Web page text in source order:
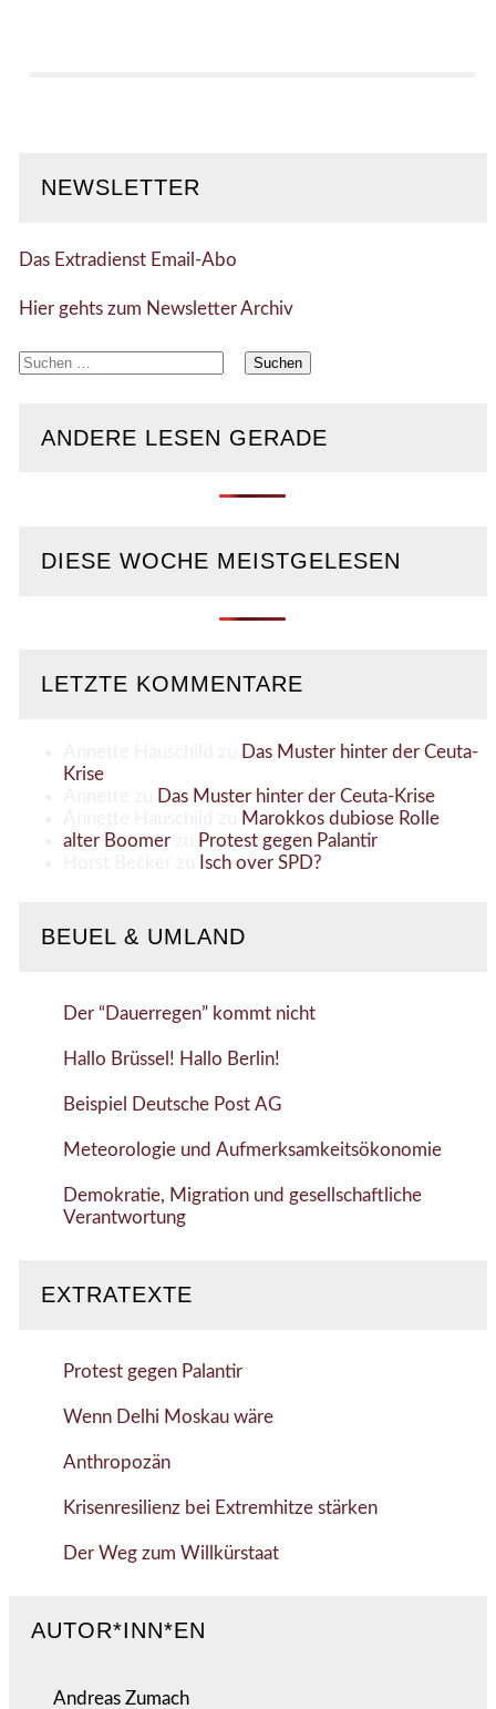
NEWSLETTER
Das Extradienst Email-Abo
Hier gehts zum Newsletter Archiv
Suchen
ANDERE LESEN GERADE
DIESE WOCHE MEISTGELESEN
LETZTE KOMMENTARE
Das Muster hinter der Ceuta-
Krise
Das Muster hinter der Ceuta-Krise
Marokkos dubiose Rolle
alter Boomerzu
Protest gegen Palantir
Isch over SPD?
BEUEL & UMLAND
Der “Dauerregen” kommt nicht
Hallo Brüssel! Hallo Berlin!
Beispiel Deutsche Post AG
Meteorologie und Aufmerksamkeitsökonomie
Demokratie, Migration und gesellschaftliche
Verantwortung
EXTRATEXTE
Protest gegen Palantir
Wenn Delhi Moskau wäre
Anthropozän
Krisenresilienz bei Extremhitze stärken
Der Weg zum Willkürstaat
AUTOR*INN*EN
Andreas Zumach